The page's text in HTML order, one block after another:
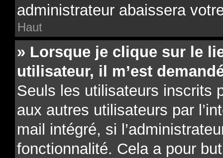
administrateur abaissera
Haut
» Lorsque je clique sur le
utilisateur, il m’est
Seuls les utilisateurs inscrits
aux autres utilisateurs par
mail intégré, si
fonctionnalité. Cela a pour